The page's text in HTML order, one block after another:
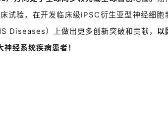
试验，在开发临床级iPSC衍生亚型神经细胞
Diseases） 上做出更多创新突破和贡献， 以
经系统疾病患者！